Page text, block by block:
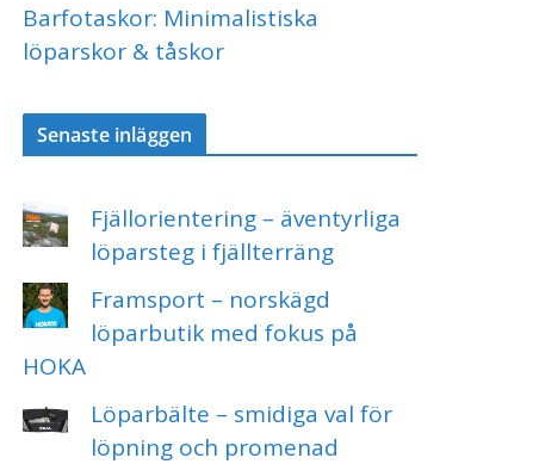
Barfotaskor: Minimalistiska
löparskor & tåskor
Senaste inläggen
Fjällorientering – äventyrliga
löparsteg i fjällterräng
Framsport – norskägd
löparbutik med fokus på
HOKA
Löparbälte – smidiga val för
löpning och promenad